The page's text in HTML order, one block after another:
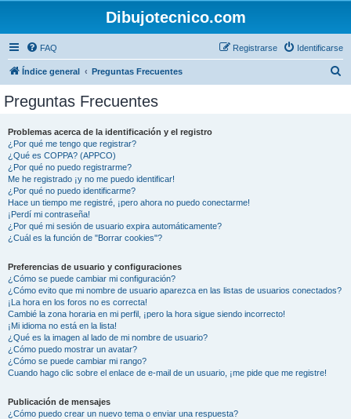
Dibujotecnico.com
FAQ Identificarse
Registrarse
Índice general Preguntas Frecuentes
Preguntas Frecuentes
Problemas acerca de la identificación y el registro
¿Por qué me tengo que registrar?
¿Qué es COPPA? (APPCO)
¿Por qué no puedo registrarme?
Me he registrado ¡y no me puedo identificar!
¿Por qué no puedo identificarme?
Hace un tiempo me registré, ¡pero ahora no puedo conectarme!
¡Perdí mi contraseña!
¿Por qué mi sesión de usuario expira automáticamente?
¿Cuál es la función de "Borrar cookies"?
Preferencias de usuario y configuraciones
¿Cómo se puede cambiar mi configuración?
¿Cómo evito que mi nombre de usuario aparezca en las listas de usuarios conectados?
¡La hora en los foros no es correcta!
Cambié la zona horaria en mi perfil, ¡pero la hora sigue siendo incorrecto!
¡Mi idioma no está en la lista!
¿Qué es la imagen al lado de mi nombre de usuario?
¿Cómo puedo mostrar un avatar?
¿Cómo se puede cambiar mi rango?
Cuando hago clic sobre el enlace de e-mail de un usuario, ¡me pide que me registre!
Publicación de mensajes
¿Cómo puedo crear un nuevo tema o enviar una respuesta?